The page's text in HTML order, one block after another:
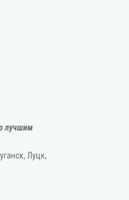
лучшим
Луцк,